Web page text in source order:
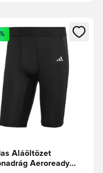
vagy a tagként
egy modált a
Aláöltözet
Aeroready